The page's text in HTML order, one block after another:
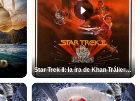
Star Trek II: la ira de Khan Tráiler VO